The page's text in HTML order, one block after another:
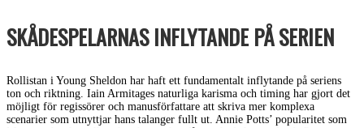
SKÅDESPELARNAS INFLYTANDE PÅ SERIEN
Rollistan i Young Sheldon har haft ett fundamentalt inflytande på seriens
ton och riktning. Iain Armitages naturliga karisma och timing har gjort det
möjligt för regissörer och manusförfattare att skriva mer komplexa
scenarier som utnyttjar hans talanger fullt ut. Annie Potts’ popularitet som